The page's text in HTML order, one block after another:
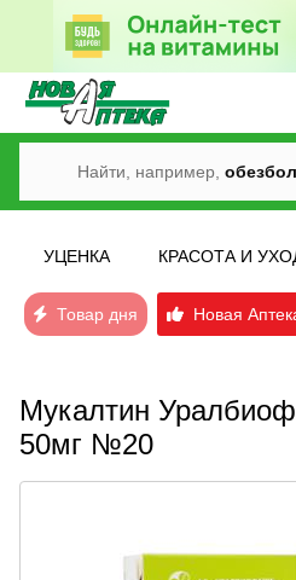
Найти, например,
УЦЕНКА КРАСОТА И
Товар дня Новая
Мукалтин
50мг №20